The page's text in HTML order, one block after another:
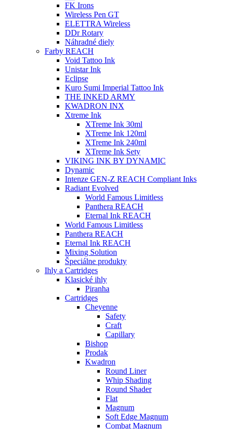
FK Irons
Wireless Pen GT
ELETTRA Wireless
DDr Rotary
Náhradné diely
Farby REACH
Void Tattoo Ink
Unistar Ink
Eclipse
Kuro Sumi Imperial Tattoo Ink
THE INKED ARMY
KWADRON INX
Xtreme Ink
XTreme Ink 30ml
XTreme Ink 120ml
XTreme Ink 240ml
XTreme Ink Sety
VIKING INK BY DYNAMIC
Dynamic
Intenze GEN-Z REACH Compliant Inks
Radiant Evolved
World Famous Limitless
Panthera REACH
Eternal Ink REACH
World Famous Limitless
Panthera REACH
Eternal Ink REACH
Mixing Solution
Špeciálne produkty
Ihly a Cartridges
Klasické ihly
Piranha
Cartridges
Cheyenne
Safety
Craft
Capillary
Bishop
Prodak
Kwadron
Round Liner
Whip Shading
Round Shader
Flat
Magnum
Soft Edge Magnum
Combat Magnum